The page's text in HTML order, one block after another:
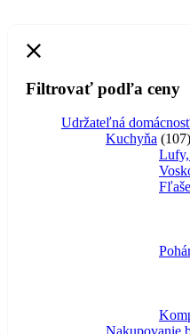
Filtrovať podľa ceny
Udržateľná
Kuchyňa 107